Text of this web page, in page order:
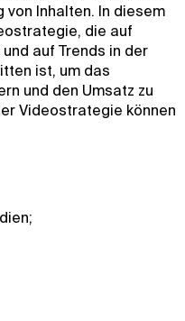
von Inhalten. In diesem
die auf
auf Trends in der
ist, um das
und den Umsatz zu
Videostrategie können